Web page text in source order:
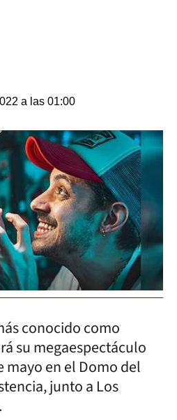
a las 01:00
conocido como
su megaespectáculo
mayo en el Domo del
junto a Los